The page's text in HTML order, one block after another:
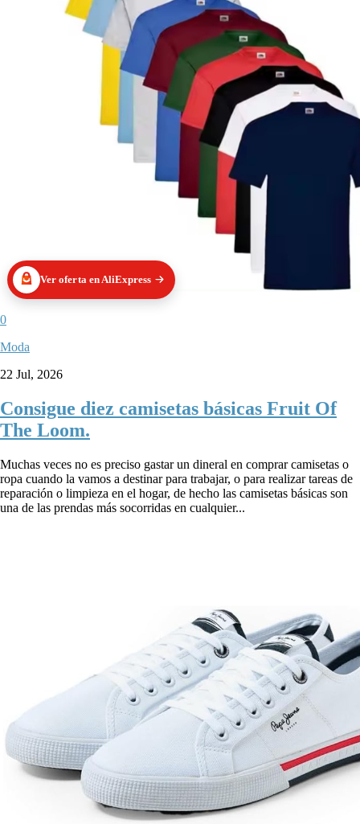
Ver oferta en AliExpress
0
Moda
22 Jul, 2026
Consigue diez camisetas básicas Fruit Of
The Loom.
Muchas veces no es preciso gastar un dineral en comprar camisetas o
ropa cuando la vamos a destinar para trabajar, o para realizar tareas de
reparación o limpieza en el hogar, de hecho las camisetas básicas son
una de las prendas más socorridas en cualquier...